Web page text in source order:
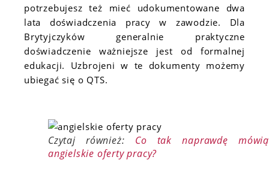
potrzebujesz też mieć udokumentowane dwa
lata doświadczenia pracy w zawodzie. Dla
Brytyjczyków generalnie praktyczne
doświadczenie ważniejsze jest od formalnej
edukacji. Uzbrojeni w te dokumenty możemy
ubiegać się o QTS.
Czytaj również: Co tak naprawdę mówią
angielskie oferty pracy?